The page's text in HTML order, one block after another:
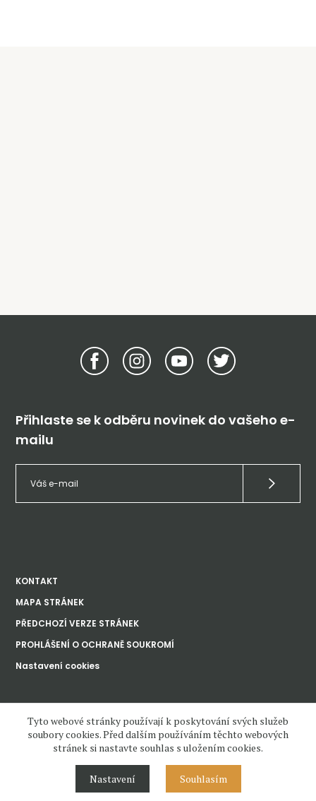
Přihlaste se k odběru novinek do vašeho e-
mailu
KONTAKT
MAPA STRÁNEK
PŘEDCHOZÍ VERZE STRÁNEK
PROHLÁŠENÍ O OCHRANĚ SOUKROMÍ
Nastavení cookies
Akademie věd
České republiky, v. v. i.
umění Akademie věd ČR, v.v.i, unless otherwise noted.
Contents under Creative Commons License. Visual design, layout and
Tyto webové stránky používají k poskytování svých služeb
soubory cookies. Před dalším používáním těchto webových
stránek si nastavte souhlas s uložením cookies.
Nastavení Souhlasím